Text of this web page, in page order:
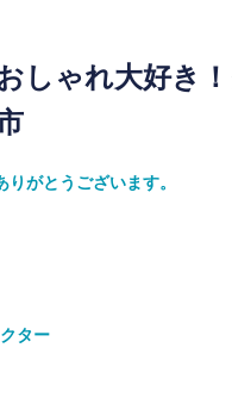
しゃれ大好き
がとうございます。
ター